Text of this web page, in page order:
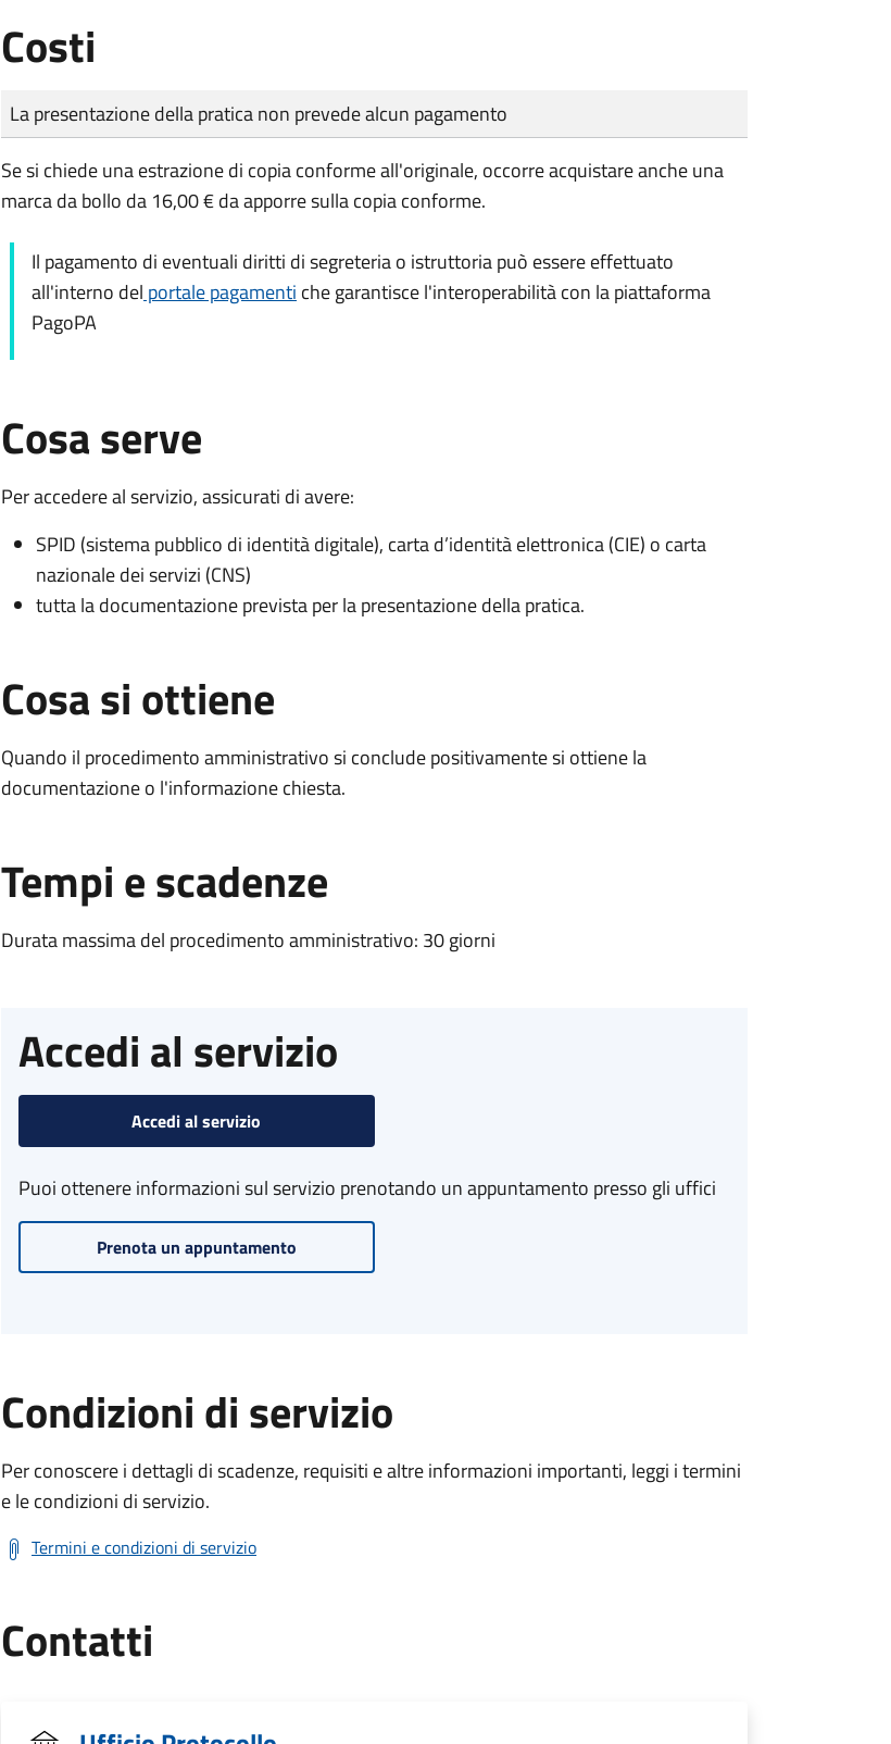
Costi
Tipo di pagamento
Importo
La presentazione della pratica non prevede alcun pagamento
Se si chiede una estrazione di copia conforme all'originale, occorre acquistare anche una
marca da bollo da 16,00 € da apporre sulla copia conforme.
Il pagamento di eventuali diritti di segreteria o istruttoria può essere effettuato
all'interno del portale pagamenti che garantisce l'interoperabilità con la piattaforma
PagoPA
Cosa serve
Per accedere al servizio, assicurati di avere:
SPID (sistema pubblico di identità digitale), carta d’identità elettronica (CIE) o carta
nazionale dei servizi (CNS)
tutta la documentazione prevista per la presentazione della pratica.
Cosa si ottiene
Quando il procedimento amministrativo si conclude positivamente si ottiene la
documentazione o l'informazione chiesta.
Tempi e scadenze
Durata massima del procedimento amministrativo: 30 giorni
Accedi al servizio
Accedi al servizio
Puoi ottenere informazioni sul servizio prenotando un appuntamento presso gli uffici
Prenota un appuntamento
Condizioni di servizio
Per conoscere i dettagli di scadenze, requisiti e altre informazioni importanti, leggi i termini
e le condizioni di servizio.
Termini e condizioni di servizio
Contatti